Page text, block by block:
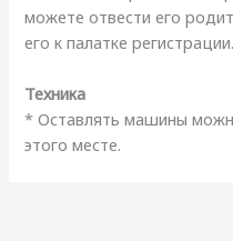
можете отвести его
его к палатке регистрации.
Техника
* Оставлять машины
этого месте.